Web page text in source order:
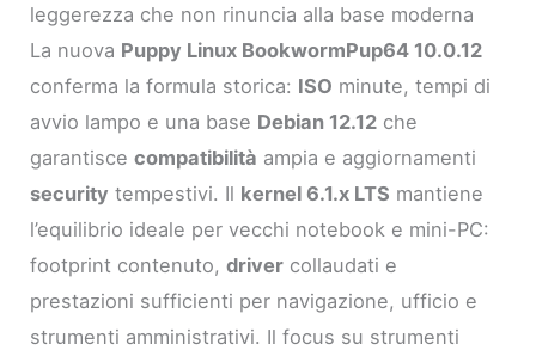
leggerezza che non rinuncia alla base moderna
La nuova Puppy Linux BookwormPup64 10.0.12
conferma la formula storica: ISO minute, tempi di
avvio lampo e una base Debian 12.12 che
garantiscecompatibilità ampia e aggiornamenti
security tempestivi. Il kernel 6.1.x LTS mantiene
l’equilibrio ideale per vecchi notebook e mini-PC:
footprint contenuto,driver collaudati e
prestazioni sufficienti per navigazione, ufficio e
strumenti amministrativi. Il focus su strumenti